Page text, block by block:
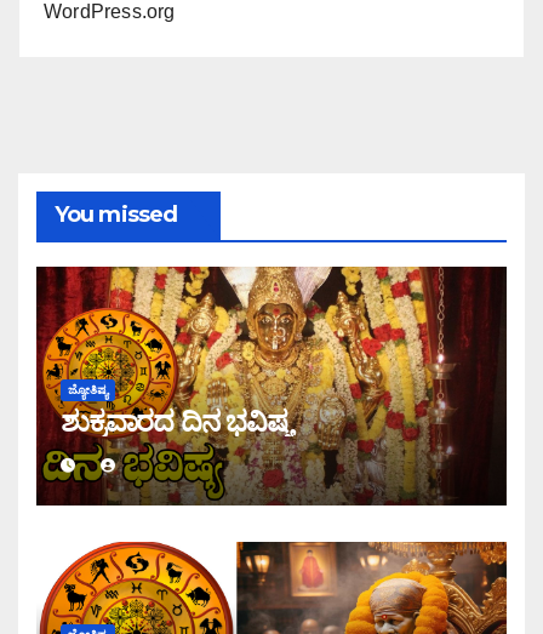
WordPress.org
You missed
ಜ್ಯೋತಿಷ್ಯ
ಶುಕ್ರವಾರದ ದಿನ ಭವಿಷ್ಯ